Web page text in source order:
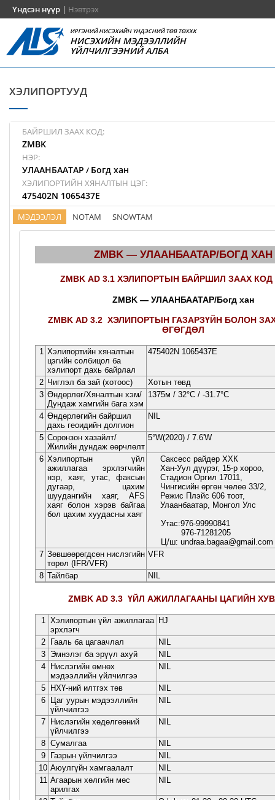
Үндсэн нүүр | Нэвтрэх
ИРГЭНИЙ НИСЭХИЙН ҮНДЭСНИЙ ТӨВ ТӨХХК
НИСЭХИЙН МЭДЭЭЛЛИЙН
ҮЙЛЧИЛГЭЭНИЙ АЛБА
ХЭЛИПОРТУУД
БАЙРШИЛ ЗААХ КОД:
ZMBK
НЭР:
УЛААНБААТАР / Богд хан
ХЭЛИПОРТИЙН ХЯНАЛТЫН ЦЭГ:
475402N 1065437E
МЭДЭЭЛЭЛ NOTAM SNOWTAM